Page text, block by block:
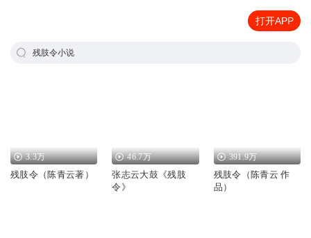
打开APP
残肢令小说
3.3万
残肢令（陈青云著）
46.7万
张志云大鼓《残肢
令》
391.9万
残肢令（陈青云 作
品）